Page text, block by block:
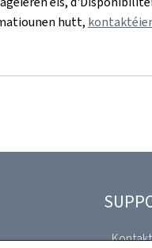
hutt,
Kontakt